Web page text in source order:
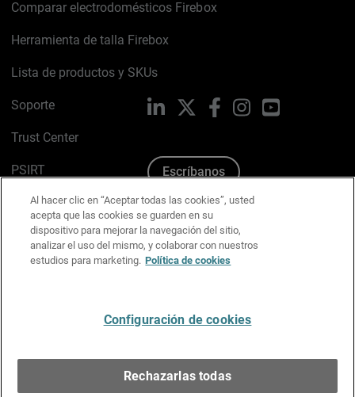
Comparar electrodomésticos Firebox
Herramienta de talla Firebox
Lista de productos y SKUs
Soporte
Trust Center
PSIRT
Política de cookies
Política de privacidad
Kit de medios y marca
LinkedIn FacebookInstagramYouTube
Escríbanos
Al hacer clic en “Aceptar todas las cookies”, usted
acepta que las cookies se guarden en su
dispositivo para mejorar la navegación del sitio,
analizar el uso del mismo, y colaborar con nuestros
estudios para marketing. Política de cookies
Configuración de cookies
Rechazarlas todas